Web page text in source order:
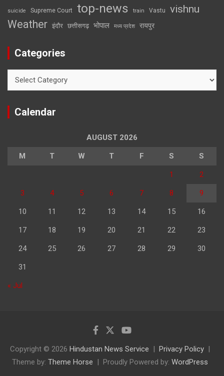
suicide Supreme Court top-news train Vastu vishnu
Weather इंदौर छत्तीसगढ़ भोपाल मध्य प्रदेश रायपुर
Categories
Calendar
AUGUST 2026
M T W T F S S
1 2
3 4 5 6 7 8 9
10 11 12 13 14 15 16
17 18 19 20 21 22 23
24 25 26 27 28 29 30
31
« Jul
Copyright © 2026 Hindustan News Service
Privacy Policy
Theme by: Theme Horse Proudly Powered by: WordPress